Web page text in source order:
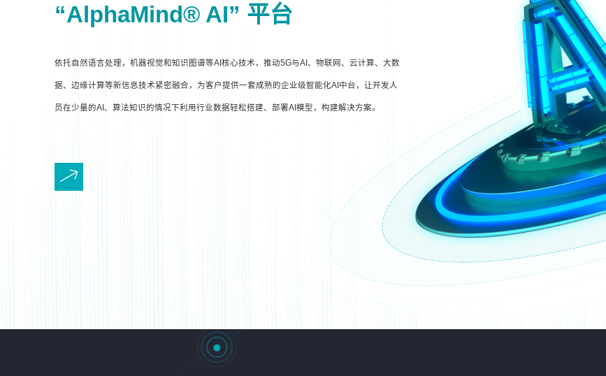
“AlphaMind® AI” 平台
依托自然语言处理，机器视觉和知识图谱等AI核心技术，推动5G与AI、物联网、云计算、大数
据、边缘计算等新信息技术紧密融合，为客户提供一套成熟的企业级智能化AI中台，让开发人
员在少量的AI、算法知识的情况下利用行业数据轻松搭建、部署AI模型，构建解决方案。